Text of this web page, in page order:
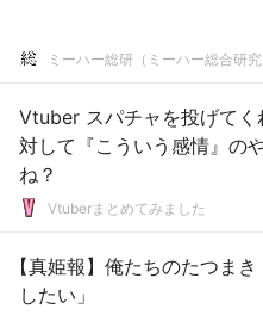
ミーハー総研（ミーハー総合研究
Vtuber スパチャを投げてく
対して『こういう感情』の
ね？
Vtuberまとめてみました
【真姫報】俺たちのたつま
したい」